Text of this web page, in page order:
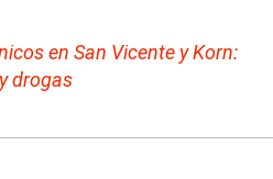
en San Vicente y Korn:
drogas